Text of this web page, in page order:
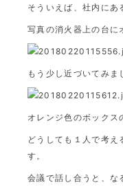
そういえば、社内にあ
写真の消火器上の台に
もう少し近づいてみま
オレンジ色のボックス
どうしても１人で考
す。
会議で話し合うと、な